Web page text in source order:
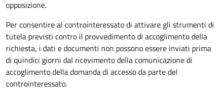
opposizione.
Per consentire al controinteressato di attivare gli strumenti di
tutela previsti contro il provvedimento di accoglimento della
richiesta, i dati e documenti non possono essere inviati prima
di quindici giorni dal ricevimento della comunicazione di
accoglimento della domanda di accesso da parte del
controinteressato.